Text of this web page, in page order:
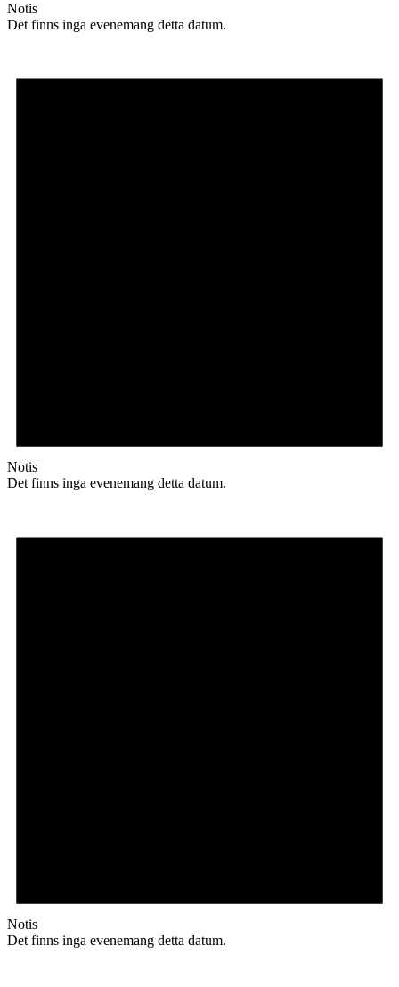
Notis
Det finns inga evenemang detta datum.
Notis
Det finns inga evenemang detta datum.
Notis
Det finns inga evenemang detta datum.